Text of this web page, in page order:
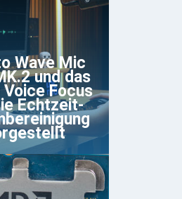
Wave Mic
und das
Voice Focus
Echtzeit-